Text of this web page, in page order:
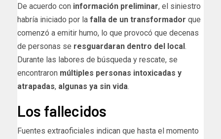
De acuerdo con información preliminar, el siniestro
habría iniciado por la falla de un transformador que
comenzó a emitir humo, lo que provocó que decenas
de personas se resguardaran dentro del local .
Durante las labores de búsqueda y rescate, se
encontraron múltiples personas intoxicadas y
atrapadas, algunas ya sin vida.
Los fallecidos
Fuentes extraoficiales indican que hasta el momento